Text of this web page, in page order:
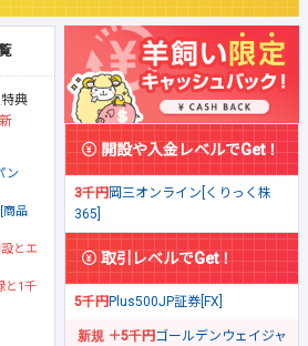
典
ン
商品
設とエ
と1千
開設や入金レベルでGet！
3千円岡三オンライン[くりっく株
365]
取引レベルでGet！
5千円Plus500JP証券[FX]
＋5千円ゴールデンウェイジャ